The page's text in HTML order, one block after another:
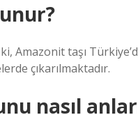
Amazonit taşı
çıkarılmaktadır.
nasıl